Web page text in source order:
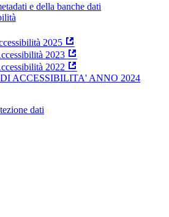
e della banche dati
2025
2023
2022
ACCESSIBILITA' ANNO 2024
dati